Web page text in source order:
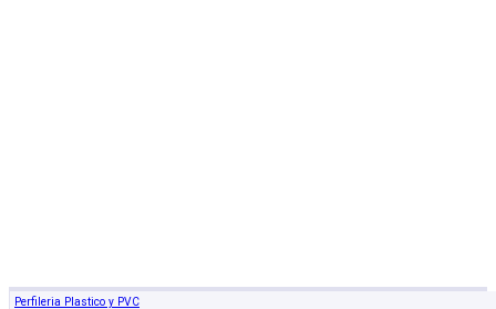
Perfileria Plastico y PVC